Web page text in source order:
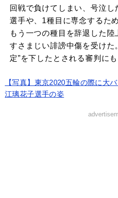
回戦で負けてしまい、号泣
選手や、1種目に専念するた
もう一つの種目を辞退した
すさまじい誹謗中傷を受けた
定”を下したとされる審判に
【写真】東京2020五輪の際に大
江璃花子選手の姿